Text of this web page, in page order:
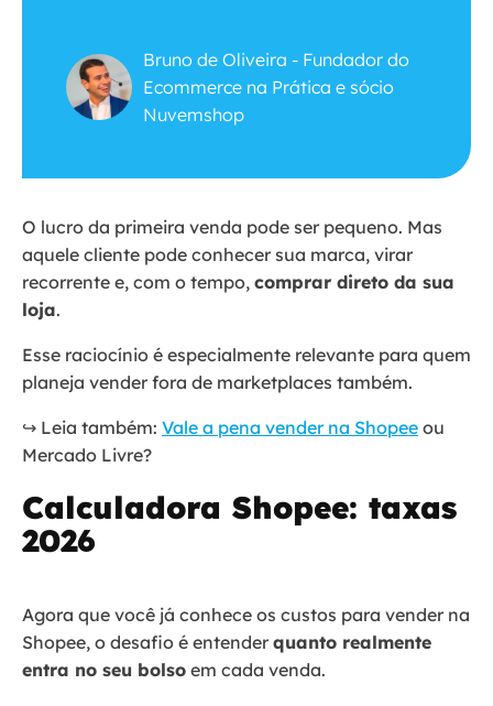
Bruno de Oliveira - Fundador do
Ecommerce na Prática e sócio
Nuvemshop
O lucro da primeira venda pode ser pequeno. Mas
aquele cliente pode conhecer sua marca, virar
recorrente e, com o tempo, comprar direto da sua
loja.
Esse raciocínio é especialmente relevante para quem
planeja vender fora de marketplaces também.
↪️ Leia também: Vale a pena vender na Shopee ou
Mercado Livre?
Calculadora Shopee: taxas
2026
Agora que você já conhece os custos para vender na
Shopee, o desafio é entender quanto realmente
entra no seu bolso em cada venda.